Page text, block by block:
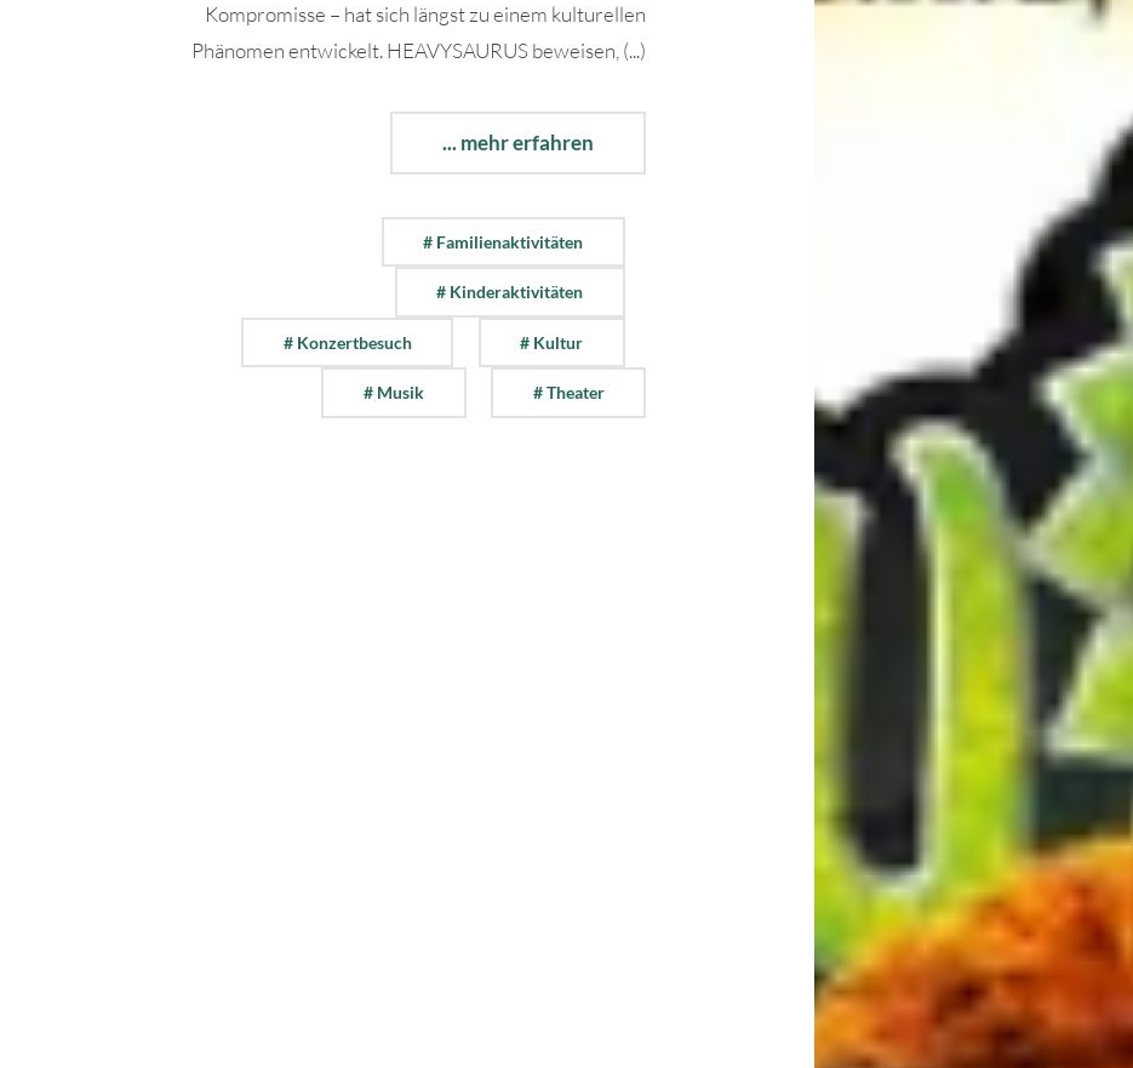
Kompromisse – hat sich längst zu einem kulturellen
Phänomen entwickelt. HEAVYSAURUS beweisen, (...)
... mehr erfahren
# Familienaktivitäten
# Kinderaktivitäten
# Konzertbesuch # Kultur
# Musik # Theater